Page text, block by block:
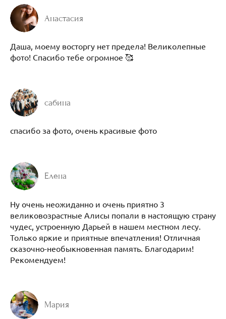
Анастасия
Даша, моему восторгу нет предела! Великолепные
фото! Спасибо тебе огромное 🥰
сабина
спасибо за фото, очень красивые фото
Елена
Ну очень неожиданно и очень приятно 3
великовозрастные Алисы попали в настоящую страну
чудес, устроенную Дарьей в нашем местном лесу.
Только яркие и приятные впечатления! Отличная
сказочно-необыкновенная память. Благодарим!
Рекомендуем!
Мария